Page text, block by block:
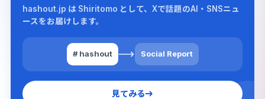
hashout.jp は Shiritomo として、Xで話題のAI・SNSニュ
ースをお届けします。
# hashout Social Report
見てみる